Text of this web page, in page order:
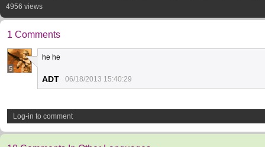
4956 views
1 Comments
5
he he
ADT 06/18/2013 15:40:29
Log-in to comment